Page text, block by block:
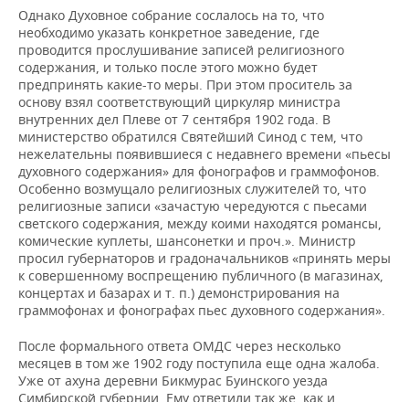
Однако Духовное собрание сослалось на то, что
необходимо указать конкретное заведение, где
проводится прослушивание записей религиозного
содержания, и только после этого можно будет
предпринять какие-то меры. При этом проситель за
основу взял соответствующий циркуляр министра
внутренних дел Плеве от 7 сентября 1902 года. В
министерство обратился Святейший Синод с тем, что
нежелательны появившиеся с недавнего времени «пьесы
духовного содержания» для фонографов и граммофонов.
Особенно возмущало религиозных служителей то, что
религиозные записи «зачастую чередуются с пьесами
светского содержания, между коими находятся романсы,
комические куплеты, шансонетки и проч.». Министр
просил губернаторов и градоначальников «принять меры
к совершенному воспрещению публичного (в магазинах,
концертах и базарах и т. п.) демонстрирования на
граммофонах и фонографах пьес духовного содержания».
После формального ответа ОМДС через несколько
месяцев в том же 1902 году поступила еще одна жалоба.
Уже от ахуна деревни Бикмурас Буинского уезда
Симбирской губернии. Ему ответили так же, как и